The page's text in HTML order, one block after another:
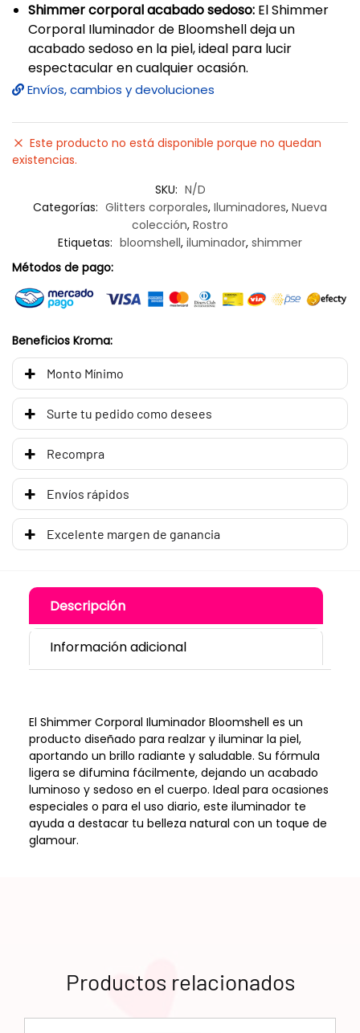
Shimmer corporal acabado sedoso: El Shimmer
Corporal Iluminador de Bloomshell deja un
acabado sedoso en la piel, ideal para lucir
espectacular en cualquier ocasión.
Envíos, cambios y devoluciones
Este producto no está disponible porque no quedan
existencias.
SKU: N/D
Categorías: Glitters corporales, Iluminadores, Nueva
colección, Rostro
Etiquetas: bloomshell, iluminador, shimmer
Métodos de pago:
Beneficios Kroma:
Monto Mínimo
Surte tu pedido como desees
Recompra
Envíos rápidos
Excelente margen de ganancia
Descripción
Información adicional
El Shimmer Corporal Iluminador Bloomshell es un
producto diseñado para realzar y iluminar la piel,
aportando un brillo radiante y saludable. Su fórmula
ligera se difumina fácilmente, dejando un acabado
luminoso y sedoso en el cuerpo. Ideal para ocasiones
especiales o para el uso diario, este iluminador te
ayuda a destacar tu belleza natural con un toque de
glamour.
Productos relacionados